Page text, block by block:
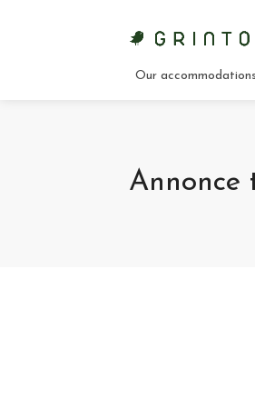
Our accommodations
Annonce